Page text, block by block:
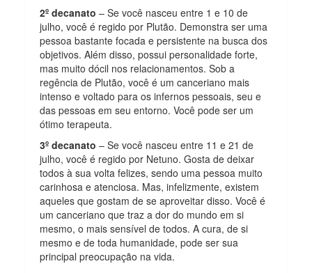
2º decanato – Se você nasceu entre 1 e 10 de
julho, você é regido por Plutão. Demonstra ser uma
pessoa bastante focada e persistente na busca dos
objetivos. Além disso, possui personalidade forte,
mas muito dócil nos relacionamentos. Sob a
regência de Plutão, você é um canceriano mais
intenso e voltado para os infernos pessoais, seu e
das pessoas em seu entorno. Você pode ser um
ótimo terapeuta.
3º decanato – Se você nasceu entre 11 e 21 de
julho, você é regido por Netuno. Gosta de deixar
todos à sua volta felizes, sendo uma pessoa muito
carinhosa e atenciosa. Mas, infelizmente, existem
aqueles que gostam de se aproveitar disso. Você é
um canceriano que traz a dor do mundo em si
mesmo, o mais sensível de todos. A cura, de si
mesmo e de toda humanidade, pode ser sua
principal preocupação na vida.